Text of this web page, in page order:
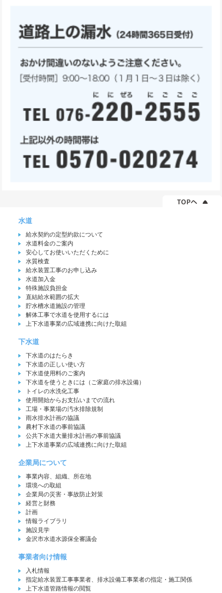
水道
給水契約の定型約款について
水道料金のご案内
安心してお使いいただくために
水質検査
給水装置工事のお申し込み
水道加入金
特殊施設負担金
直結給水範囲の拡大
貯水槽水道施設の管理
解体工事で水道を使用するには
上下水道事業の広域連携に向けた取組
下水道
下水道のはたらき
下水道の正しい使い方
下水道使用料のご案内
下水道を使うときには（ご家庭の排水設備）
トイレの水洗化工事
使用開始からお支払いまでの流れ
工場・事業場の汚水排除規制
雨水排水計画の協議
農村下水道の事前協議
公共下水道大量排水計画の事前協議
上下水道事業の広域連携に向けた取組
企業局について
事業内容、組織、所在地
環境への取組
企業局の災害・事故防止対策
経営と財務
計画
情報ライブラリ
施設見学
金沢市水道水源保全審議会
事業者向け情報
入札情報
指定給水装置工事事業者、排水設備工事業者の指定・施工関係
上下水道管路情報の閲覧